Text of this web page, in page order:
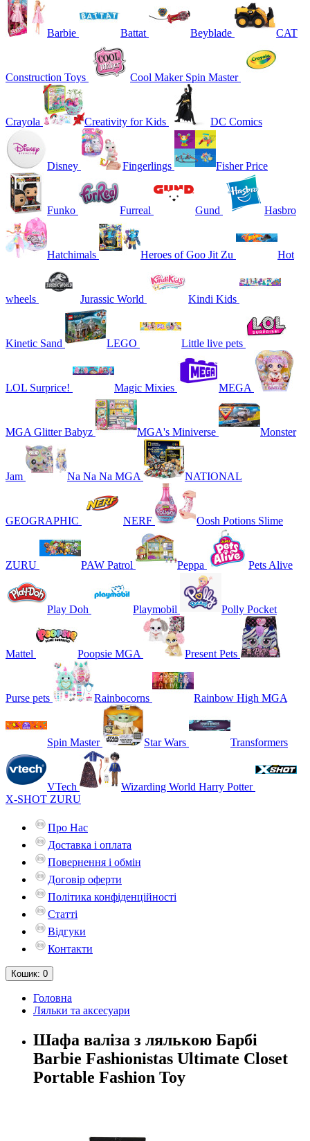
Barbie Battat Beyblade CAT
Construction Toys Cool Maker Spin Master
Crayola Creativity for Kids DC Comics
Disney Fingerlings Fisher Price
Funko Furreal Gund Hasbro
Hatchimals Heroes of Goo Jit Zu Hot
wheels Jurassic World Kindi Kids
Kinetic Sand LEGO Little live pets
LOL Surprice! Magic Mixies MEGA
MGA Glitter Babyz MGA's Miniverse Monster
Jam Na Na Na MGA NATIONAL
GEOGRAPHIC NERF Oosh Potions Slime
ZURU PAW Patrol Peppa Pets Alive
Play Doh Playmobil Polly Pocket
Mattel Poopsie MGA Present Pets
Purse pets Rainbocorns Rainbow High MGA
Spin Master Star Wars Transformers
VTech
Wizarding World Harry Potter
X-SHOT ZURU
Про Нас
Доставка і оплата
Повернення і обмін
Договір оферти
Політика конфіденційності
Статті
Відгуки
Контакти
Кошик: 0
Головна
Ляльки та аксесуари
Шафа валіза з лялькою Барбі
Barbie Fashionistas Ultimate Closet
Portable Fashion Toy